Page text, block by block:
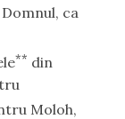
ca
** din
Moloh,